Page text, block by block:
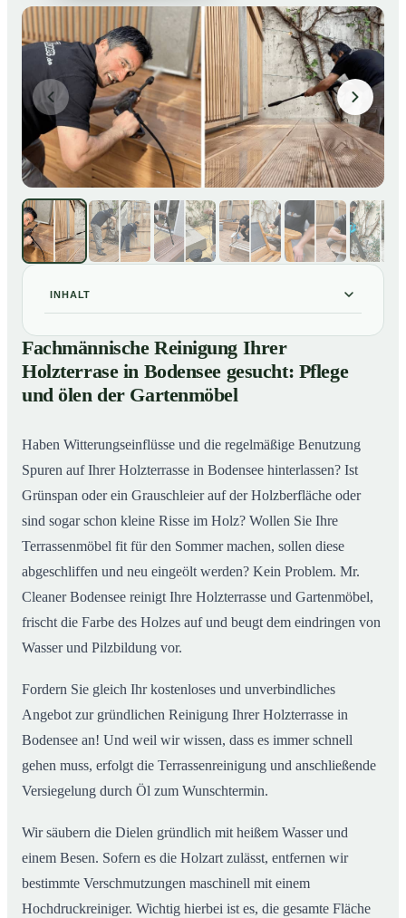
INHALT
01 Fachmännische Reinigung Ihrer Holzterrase in
Bodensee gesucht: Pflege und ölen der Gartenmöbel
02So reinigen unsere Profis Holzterrassen in Bodensee
Fachmännische Reinigung Ihrer
Holzterrase in Bodensee gesucht: Pflege
und ölen der Gartenmöbel
Haben Witterungseinflüsse und die regelmäßige Benutzung
Spuren auf Ihrer Holzterrasse in Bodensee hinterlassen? Ist
Grünspan oder ein Grauschleier auf der Holzberfläche oder
sind sogar schon kleine Risse im Holz? Wollen Sie Ihre
Terrassenmöbel fit für den Sommer machen, sollen diese
abgeschliffen und neu eingeölt werden? Kein Problem. Mr.
Cleaner Bodensee reinigt Ihre Holzterrasse und Gartenmöbel,
frischt die Farbe des Holzes auf und beugt dem eindringen von
Wasser und Pilzbildung vor.
Fordern Sie gleich Ihr kostenloses und unverbindliches
Angebot zur gründlichen Reinigung Ihrer Holzterrasse in
Bodensee an! Und weil wir wissen, dass es immer schnell
gehen muss, erfolgt die Terrassenreinigung und anschließende
Versiegelung durch Öl zum Wunschtermin.
Wir säubern die Dielen gründlich mit heißem Wasser und
einem Besen. Sofern es die Holzart zulässt, entfernen wir
bestimmte Verschmutzungen maschinell mit einem
Hochdruckreiniger. Wichtig hierbei ist es, die gesamte Fläche